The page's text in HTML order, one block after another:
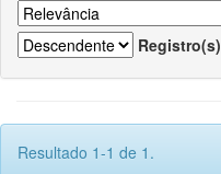
Registro(s)
Resultado 1-1 de 1.